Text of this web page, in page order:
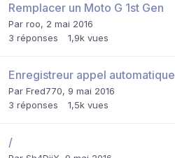
Remplacer un Moto G 1st Gen
Par roo, 2 mai 2016
3 réponses 1,9k vues
Enregistreur appel automatique
Par Fred770, 9 mai 2016
3 réponses 1,5k vues
/